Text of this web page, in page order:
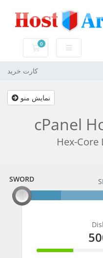
0
کارت خرید
کارت خرید
نمایش منو
cPanel
Hex-
SWORD
SWORD
25%